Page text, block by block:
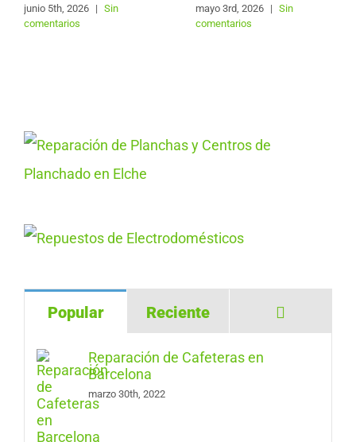
junio 5th, 2026 | Sin
comentarios
mayo 3rd, 2026 | Sin
comentarios
Popular Reciente
Reparación de Cafeteras en
Barcelona
marzo 30th, 2022